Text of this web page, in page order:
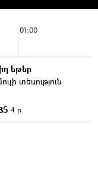
01:00
եթեր
տեսություն
4 ր